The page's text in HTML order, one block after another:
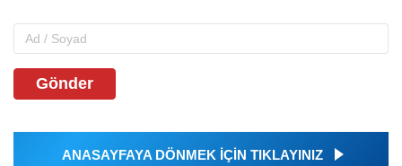
Gönder
ANASAYFAYA DÖNMEK İÇİN TIKLAYINIZ